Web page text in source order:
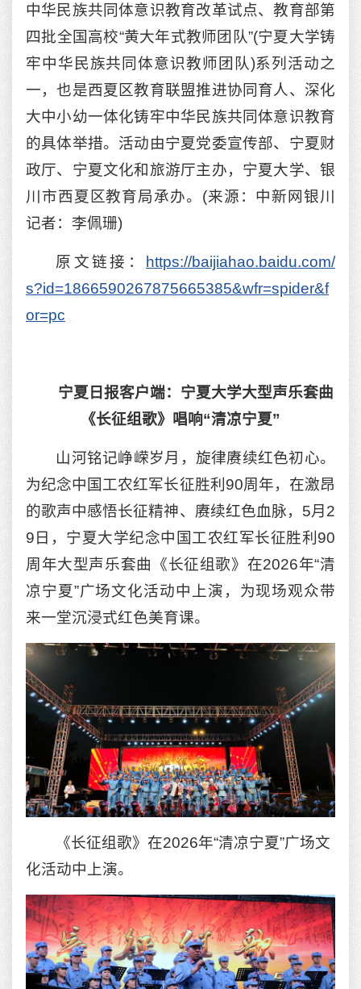
中华民族共同体意识教育改革试点、教育部第
四批全国高校“黄大年式教师团队”(宁夏大学铸
牢中华民族共同体意识教师团队)系列活动之
一，也是西夏区教育联盟推进协同育人、深化
大中小幼一体化铸牢中华民族共同体意识教育
的具体举措。活动由宁夏党委宣传部、宁夏财
政厅、宁夏文化和旅游厅主办，宁夏大学、银
川市西夏区教育局承办。(来源：中新网银川
记者：李佩珊)
原文链接： https://baijiahao.baidu.com/
s?id=1866590267875665385&wfr=spider&f
or=pc
宁夏日报客户端：宁夏大学大型声乐套曲
《长征组歌》唱响“清凉宁夏”
山河铭记峥嵘岁月，旋律赓续红色初心。
为纪念中国工农红军长征胜利90周年，在激昂
的歌声中感悟长征精神、赓续红色血脉，5月2
9日，宁夏大学纪念中国工农红军长征胜利90
周年大型声乐套曲《长征组歌》在2026年“清
凉宁夏”广场文化活动中上演，为现场观众带
来一堂沉浸式红色美育课。
《长征组歌》在2026年“清凉宁夏”广场文
化活动中上演。